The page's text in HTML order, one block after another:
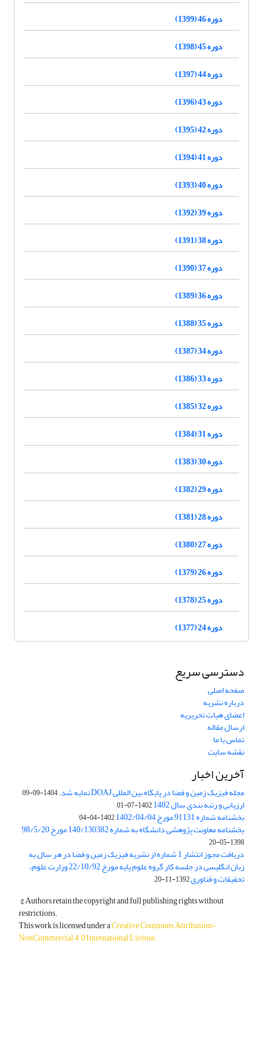
دوره 46 (1399)
دوره 45 (1398)
دوره 44 (1397)
دوره 43 (1396)
دوره 42 (1395)
دوره 41 (1394)
دوره 40 (1393)
دوره 39 (1392)
دوره 38 (1391)
دوره 37 (1390)
دوره 36 (1389)
دوره 35 (1388)
دوره 34 (1387)
دوره 33 (1386)
دوره 32 (1385)
دوره 31 (1384)
دوره 30 (1383)
دوره 29 (1382)
دوره 28 (1381)
دوره 27 (1380)
دوره 26 (1379)
دوره 25 (1378)
دوره 24 (1377)
دسترسی سریع
صفحه اصلی
درباره نشریه
اعضای هیات تحریریه
ارسال مقاله
تماس با ما
نقشه سایت
آخرین اخبار
مجله فیزیک زمین و فضا در پایگاه بین المللی DOAJ نمایه شد. 1404-09-09
ارزیابی و رتبه بندی سال 1402 1402-07-01
بخشنامه شماره 91131 مورخ 1402/04/04 1402-04-04
بخشنامه معاونت پژوهشی دانشگاه به شماره 140/130382 مورخ 98/5/20
1398-05-20
دریافت مجوز انتشار 1 شماره از نشریه فیزیک زمین و فضا در هر سال به
زبان انگلیسی در جلسه کار گروه علوم پایه مورخ 22/10/92 وزارت علوم،
تحقیقات و فناوری1392-11-20
© Authors retain the copyright and full publishing rights without
restrictions.
This work is licensed under aCreative Commons Attribution-
NonCommercial 4.0 International License.